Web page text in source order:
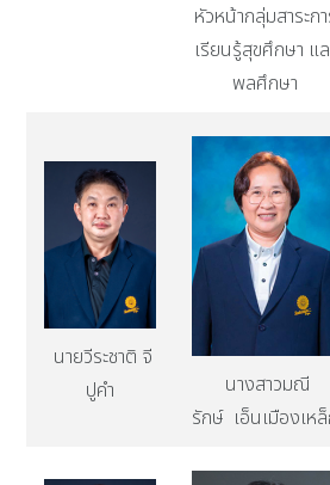
หัวหน้ากลุ่มสาระก
เรียนรู้สุขศึกษา แ
พลศึกษา
นายวีระชาติ จี
ปูคำ
นางสาวมณี
รักษ์ เอ็นเมืองเห